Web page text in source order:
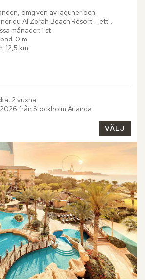
omgiven av laguner och
du Al Zorah Beach Resort – ett
ritat av den prisbelönte arkitekten
månader: 1 st
0 m
12,5 km
2 vuxna
2026 från Stockholm Arlanda
VÄLJ